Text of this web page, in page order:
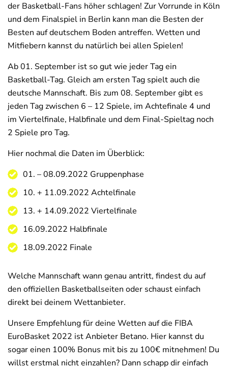
der Basketball-Fans höher schlagen! Zur Vorrunde in Köln
und dem Finalspiel in Berlin kann man die Besten der
Besten auf deutschem Boden antreffen. Wetten und
Mitfiebern kannst du natürlich bei allen Spielen!
Ab 01. September ist so gut wie jeder Tag ein
Basketball-Tag. Gleich am ersten Tag spielt auch die
deutsche Mannschaft. Bis zum 08. September gibt es
jeden Tag zwischen 6 – 12 Spiele, im Achtefinale 4 und
im Viertelfinale, Halbfinale und dem Final-Spieltag noch
2 Spiele pro Tag.
Hier nochmal die Daten im Überblick:
01. – 08.09.2022 Gruppenphase
10. + 11.09.2022 Achtelfinale
13. + 14.09.2022 Viertelfinale
16.09.2022 Halbfinale
18.09.2022 Finale
Welche Mannschaft wann genau antritt, findest du auf
den offiziellen Basketballseiten oder schaust einfach
direkt bei deinem Wettanbieter.
Unsere Empfehlung für deine Wetten auf die FIBA
EuroBasket 2022 ist Anbieter Betano. Hier kannst du
sogar einen 100% Bonus mit bis zu 100€ mitnehmen! Du
willst erstmal nicht einzahlen? Dann schapp dir einfach